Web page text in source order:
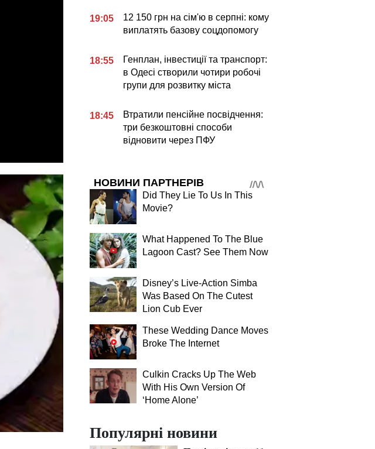
19:05
12 150 грн на сім'ю в серпні: кому
виплатять базову соцдопомогу
18:55
Генплан, інвестиції та транспорт:
в Одесі створили чотири робочі
групи для розвитку міста
18:45
Втратили пенсійне посвідчення:
три безкоштовні способи
відновити через ПФУ
НОВИНИ ПАРТНЕРІВ
Did They Lie To Us In This
Movie?
What Happened To The Blue
Lagoon Cast? See Them Now
Disney’s Live-Action Simba
Was Based On The Cutest
Lion Cub Ever
These Wedding Dance Moves
Broke The Internet
Culkin Cracks Up The Web
With His Own Version Of
‘Home Alone’
Популярні новини